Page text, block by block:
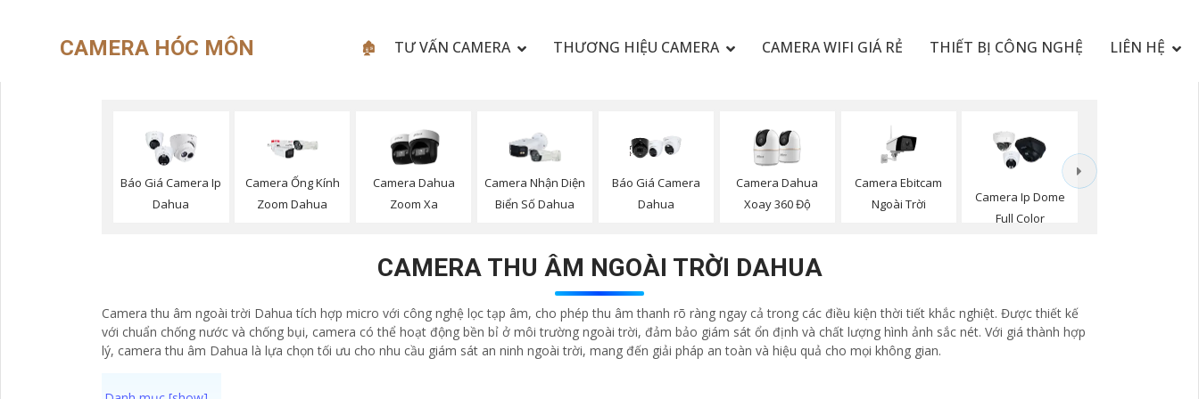
CAMERA HÓC MÔN 🏚 TƯ VẤN CAMERA THƯƠNG HIỆU CAMERA CAMERA WIFI GIÁ RẺ THIẾT BỊ CÔNG NGHỆ LIÊN HỆ
Báo Giá Camera Ip
Dahua
Camera Ống Kính
Zoom Dahua
Camera Dahua
Zoom Xa
Camera Nhận Diện
Biển Số Dahua
Báo Giá Camera
Dahua
Camera Dahua
Xoay 360 Độ
Camera Ebitcam
Ngoài Trời
Camera Ip Dome
Full Color
CAMERA THU ÂM NGOÀI TRỜI DAHUA
Camera thu âm ngoài trời Dahua tích hợp micro với công nghệ lọc tạp âm, cho phép thu âm thanh rõ ràng ngay cả trong các điều kiện thời tiết khắc nghiệt. Được thiết kế
với chuẩn chống nước và chống bụi, camera có thể hoạt động bền bỉ ở môi trường ngoài trời, đảm bảo giám sát ổn định và chất lượng hình ảnh sắc nét. Với giá thành hợp
lý, camera thu âm Dahua là lựa chọn tối ưu cho nhu cầu giám sát an ninh ngoài trời, mang đến giải pháp an toàn và hiệu quả cho mọi không gian.